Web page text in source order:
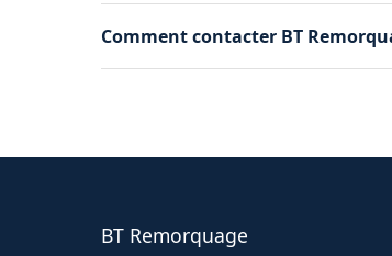
besoin notre grue pour les cas
soin.
Comment contacter BT
BT Remorquage